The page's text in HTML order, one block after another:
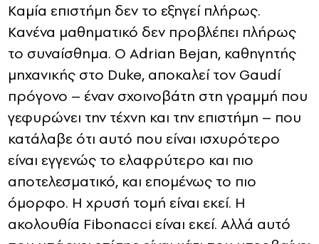
Καμία επιστήμη δεν το εξηγεί πλήρως.
Κανένα μαθηματικό δεν προβλέπει πλήρως
το συναίσθημα. Ο Adrian Bejan, καθηγητής
μηχανικής στο Duke, αποκαλεί τον Gaudí
πρόγονο – έναν σχοινοβάτη στη γραμμή που
γεφυρώνει την τέχνη και την επιστήμη – που
κατάλαβε ότι αυτό που είναι ισχυρότερο
είναι εγγενώς το ελαφρύτερο και πιο
αποτελεσματικό, και επομένως το πιο
όμορφο. Η χρυσή τομή είναι εκεί. Η
ακολουθία Fibonacci είναι εκεί. Αλλά αυτό